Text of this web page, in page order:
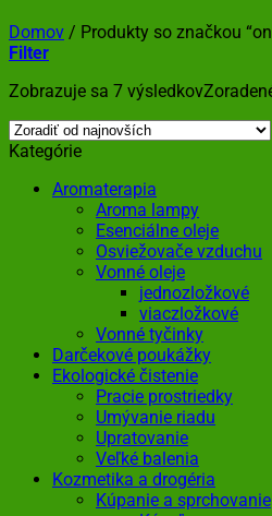
Domov / Produkty so značkou
Filter
Zobrazuje sa 7 výsledkov
Kategórie
Aromaterapia
Aroma lampy
Esenciálne oleje
Osviežovače vzduchu
Vonné oleje
jednozložkové
viaczložkové
Vonné tyčinky
Darčekové poukážky
Ekologické čistenie
Pracie prostriedky
Umývanie riadu
Upratovanie
Veľké balenia
Kozmetika a drogéria
Kúpanie a sprchovanie